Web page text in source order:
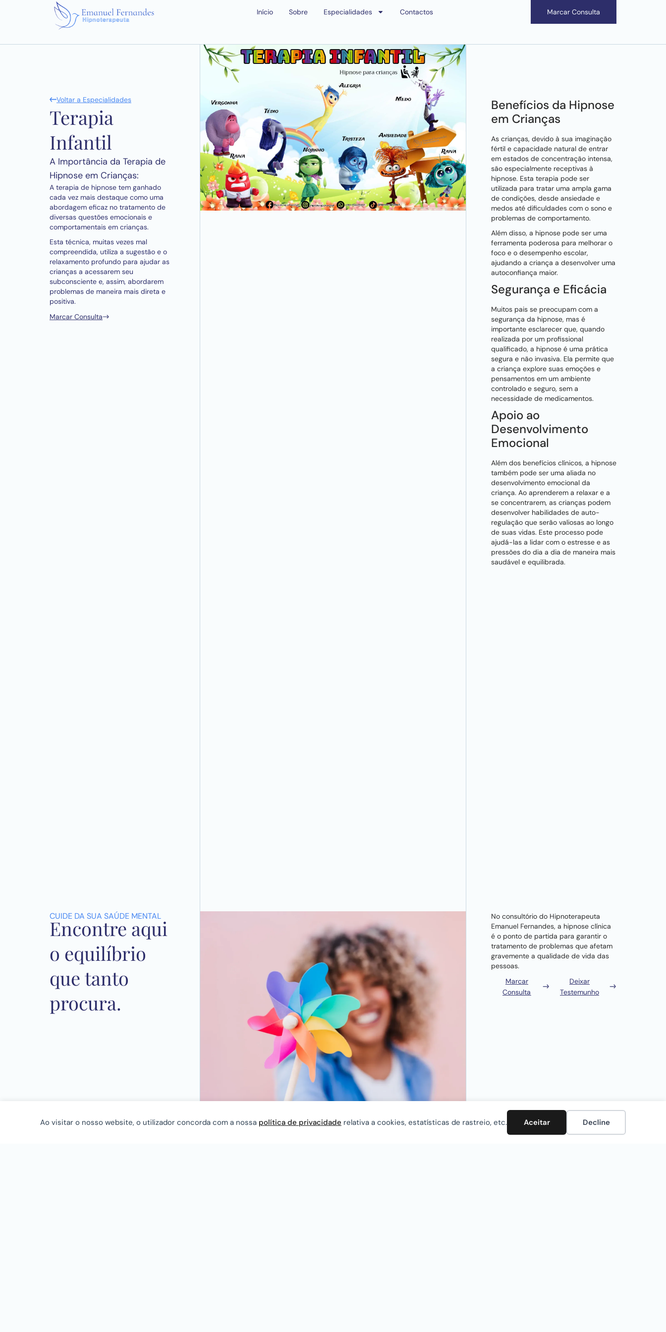
Ao visitar o nosso website, o utilizador concorda com a nossa política de privacidade relativa a cookies, estatísticas de rastreio, etc. Aceitar Decline
Início Sobre Especialidades Contactos Marcar Consulta
Voltar a Especialidades
Terapia
Infantil
A Importância da Terapia de
Hipnose em Crianças:
A terapia de hipnose tem ganhado
cada vez mais destaque como uma
abordagem eficaz no tratamento de
diversas questões emocionais e
comportamentais em crianças.
Esta técnica, muitas vezes mal
compreendida, utiliza a sugestão e o
relaxamento profundo para ajudar as
crianças a acessarem seu
subconsciente e, assim, abordarem
problemas de maneira mais direta e
positiva.
Marcar Consulta
Benefícios da Hipnose
em Crianças
As crianças, devido à sua imaginação
fértil e capacidade natural de entrar
em estados de concentração intensa,
são especialmente receptivas à
hipnose. Esta terapia pode ser
utilizada para tratar uma ampla gama
de condições, desde ansiedade e
medos até dificuldades com o sono e
problemas de comportamento.
Além disso, a hipnose pode ser uma
ferramenta poderosa para melhorar o
foco e o desempenho escolar,
ajudando a criança a desenvolver uma
autoconfiança maior.
Segurança e Eficácia
Muitos pais se preocupam com a
segurança da hipnose, mas é
importante esclarecer que, quando
realizada por um profissional
qualificado, a hipnose é uma prática
segura e não invasiva. Ela permite que
a criança explore suas emoções e
pensamentos em um ambiente
controlado e seguro, sem a
necessidade de medicamentos.
Apoio ao
Desenvolvimento
Emocional
Além dos benefícios clínicos, a hipnose
também pode ser uma aliada no
desenvolvimento emocional da
criança. Ao aprenderem a relaxar e a
se concentrarem, as crianças podem
desenvolver habilidades de auto-
regulação que serão valiosas ao longo
de suas vidas. Este processo pode
ajudá-las a lidar com o estresse e as
pressões do dia a dia de maneira mais
saudável e equilibrada.
CUIDE DA SUA SAÚDE MENTAL
Encontre aqui
o equilíbrio
que tanto
procura.
No consultório do Hipnoterapeuta
Emanuel Fernandes, a hipnose clínica
é o ponto de partida para garantir o
tratamento de problemas que afetam
gravemente a qualidade de vida das
pessoas.
Marcar
Consulta
Deixar
Testemunho